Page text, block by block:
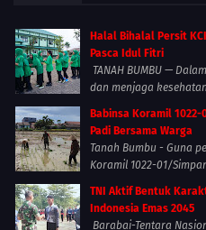
Halal Bihalal Persit
Pasca Idul Fitri
TANAH BUMBU —
dan menjaga
Babinsa Koramil
Padi Bersama Warga
Tanah Bumbu - Guna
Koramil 1022-01/
TNI Aktif Bentuk
Indonesia Emas 2045
Barabai-Tentara